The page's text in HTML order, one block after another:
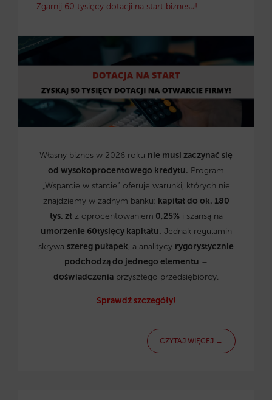
Zgarnij 60 tysięcy dotacji na start biznesu!
Własny biznes w 2026 roku nie musi zaczynać się
od wysokoprocentowego kredytu. Program
„Wsparcie w starcie” oferuje warunki, których nie
znajdziemy w żadnym banku: kapitał do ok. 180
tys. zł z oprocentowaniem 0,25%i szansą na
umorzenie 60tysięcy kapitału. Jednak regulamin
skrywa szereg pułapek, a analitycy rygorystycznie
podchodzą do jednego elementu –
doświadczenia przyszłego przedsiębiorcy.
Sprawdź szczegóły!
CZYTAJ WIĘCEJ →